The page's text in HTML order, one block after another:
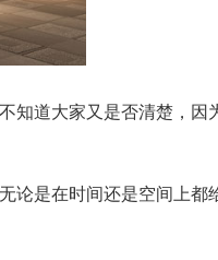
道大家又是否清楚，因
是在时间还是空间上都